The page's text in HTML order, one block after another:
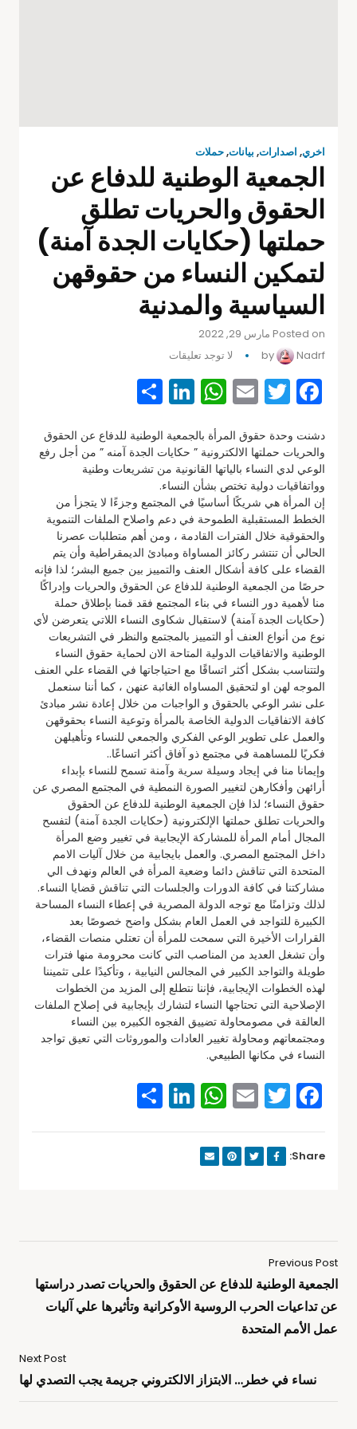
اخري, اصدارات, بيانات,حملات
الجمعية الوطنية للدفاع عن
الحقوق والحريات تطلق
حملتها (حكايات الجدة آمنة)
لتمكين النساء من حقوقهن
السياسية والمدنية
Posted on مارس 29, 2022
by
Nadrf لا توجد تعليقات
Facebook
Twitter
Email
WhatsApp
LinkedIn
دشنت وحدة حقوق المرأة بالجمعية الوطنية للدفاع عن الحقوق
والحريات حملتها الالكترونية ” حكايات الجدة آمنه ” من أجل رفع
الوعي لدي النساء بالياتها القانونية من تشريعات وطنية
وواتفاقيات دولية تختص بشأن النساء.
إن المرأة هي شريكًا أساسيًا في المجتمع وجزءًا لا يتجزأ من
الخطط المستقبلية الطموحة في دعم واصلاح الملفات التنموية
والحقوقية خلال الفترات القادمة ، ومن أهم متطلبات عصرنا
الحالي أن تنتشر ركائز المساواة ومبادئ الديمقراطية وأن يتم
القضاء على كافة أشكال العنف والتمييز بين جميع البشر؛ لذا فإنه
حرصًا من الجمعية الوطنية للدفاع عن الحقوق والحريات وإدراكًا
منا لأهمية دور النساء في بناء المجتمع فقد قمنا بإطلاق حملة
(حكايات الجدة آمنة) لاستقبال شكاوى النساء اللاتي يتعرضن لأي
نوع من أنواع العنف أو التمييز بالمجتمع والنظر في التشريعات
الوطنية والاتفاقيات الدولية المتاحة الان لحماية حقوق النساء
ولتتناسب بشكل أكثر اتساقًا مع احتياجاتها في القضاء علي العنف
الموجه لهن او لتحقيق المساواه الغائبة عنهن ، كما أننا سنعمل
على نشر الوعي بالحقوق و الواجبات من خلال إعادة نشر مبادئ
كافة الاتفاقيات الدولية الخاصة بالمرأة وتوعية النساء بحقوقهن
والعمل على تطوير الوعي الفكري والجمعي للنساء وتأهيلهن
فكريًا للمساهمة في مجتمع ذو آفاق أكثر اتساعًا..
وإيمانا منا في إيجاد وسيلة سرية وآمنة تسمح للنساء بإبداء
أرائهن وأفكارهن لتغيير الصورة النمطية في المجتمع المصري عن
حقوق النساء؛ لذا فإن الجمعية الوطنية للدفاع عن الحقوق
والحريات تطلق حملتها الإلكترونية (حكايات الجدة آمنة) لتفسح
المجال أمام المرأة للمشاركة الإيجابية في تغيير وضع المرأة
داخل المجتمع المصري. والعمل بايجابية من خلال آليات الامم
المتحدة التي تناقش دائما وضعية المرأة في العالم ونهدف الي
مشاركتنا في كافة الدورات والجلسات التي تناقش قضايا النساء.
لذلك وتزامنًا مع توجه الدولة المصرية في إعطاء النساء المساحة
الكبيرة للتواجد في العمل العام بشكل واضح خصوصًا بعد
القرارات الأخيرة التي سمحت للمرأة أن تعتلي منصات القضاء،
وأن تشغل العديد من المناصب التي كانت محرومة منها فترات
طويلة والتواجد الكبير في المجالس النيابية ، وتأكيدًا على تثميننا
لهذه الخطوات الإيجابية، فإننا نتطلع إلى المزيد من الخطوات
الإصلاحية التي تحتاجها النساء لتشارك بإيجابية في إصلاح الملفات
العالقة في مصومحاولة تضييق الفجوه الكبيره بين النساء
ومجتمعاتهم ومحاولة تغيير العادات والموروثات التي تعيق تواجد
النساء في مكانها الطبيعي.
Facebook
Twitter
Email
WhatsApp
LinkedIn
Share:
Previous Post
الجمعية الوطنية للدفاع عن الحقوق والحريات تصدر دراستها
عن تداعيات الحرب الروسية الأوكرانية وتأثيرها علي آليات
عمل الأمم المتحدة
Next Post
نساء في خطر… الابتزاز الالكتروني جريمة يجب التصدي لها